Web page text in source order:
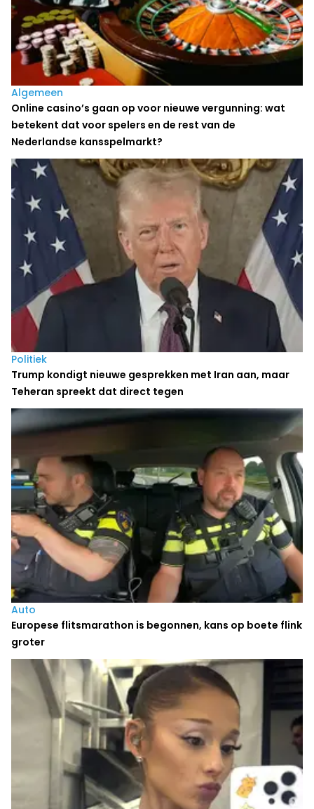
Algemeen
Online casino’s gaan op voor nieuwe vergunning: wat
betekent dat voor spelers en de rest van de
Nederlandse kansspelmarkt?
Politiek
Trump kondigt nieuwe gesprekken met Iran aan, maar
Teheran spreekt dat direct tegen
Auto
Europese flitsmarathon is begonnen, kans op boete flink
groter